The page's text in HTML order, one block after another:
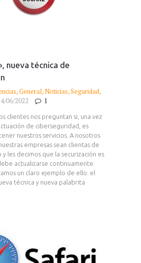
nueva técnica de
,General,Noticias,Seguridad,
06/2022 1
clientes nos preguntan si, una vez
de ciberseguridad, es
nuestros servicios. A nosotros
empresas sean clientas de
les decimos que la securización es
actualizarse continuamente.
un claro ejemplo de ello: el
técnica y nueva palabrita